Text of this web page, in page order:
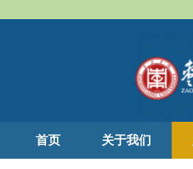
首页 关于我们